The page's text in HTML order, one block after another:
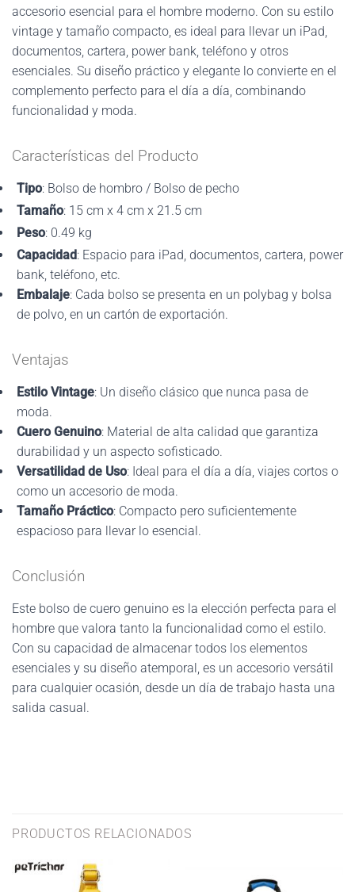
accesorio esencial para el hombre moderno. Con su estilo
vintage y tamaño compacto, es ideal para llevar un iPad,
documentos, cartera, power bank, teléfono y otros
esenciales. Su diseño práctico y elegante lo convierte en el
complemento perfecto para el día a día, combinando
funcionalidad y moda.
Características del Producto
Tipo: Bolso de hombro / Bolso de pecho
Tamaño: 15 cm x 4 cm x 21.5 cm
Peso: 0.49 kg
Capacidad: Espacio para iPad, documentos, cartera, power
bank, teléfono, etc.
Embalaje: Cada bolso se presenta en un polybag y bolsa
de polvo, en un cartón de exportación.
Ventajas
Estilo Vintage: Un diseño clásico que nunca pasa de
moda.
Cuero Genuino: Material de alta calidad que garantiza
durabilidad y un aspecto sofisticado.
Versatilidad de Uso: Ideal para el día a día, viajes cortos o
como un accesorio de moda.
Tamaño Práctico: Compacto pero suficientemente
espacioso para llevar lo esencial.
Conclusión
Este bolso de cuero genuino es la elección perfecta para el
hombre que valora tanto la funcionalidad como el estilo.
Con su capacidad de almacenar todos los elementos
esenciales y su diseño atemporal, es un accesorio versátil
para cualquier ocasión, desde un día de trabajo hasta una
salida casual.
PRODUCTOS RELACIONADOS